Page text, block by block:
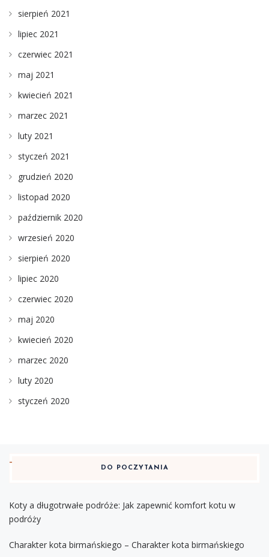
sierpień 2021
lipiec 2021
czerwiec 2021
maj 2021
kwiecień 2021
marzec 2021
luty 2021
styczeń 2021
grudzień 2020
listopad 2020
październik 2020
wrzesień 2020
sierpień 2020
lipiec 2020
czerwiec 2020
maj 2020
kwiecień 2020
marzec 2020
luty 2020
styczeń 2020
DO POCZYTANIA
Koty a długotrwałe podróże: Jak zapewnić komfort kotu w
podróży
Charakter kota birmańskiego – Charakter kota birmańskiego